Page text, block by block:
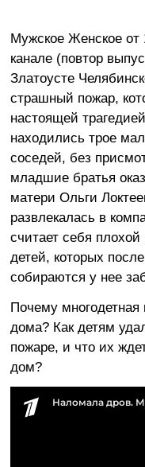
Мужское Женское от
канале (повтор
Златоусте
страшный пожар,
настоящей
находились трое
соседей, без
младшие братья
матери Ольги
развлекалась в
считает себя
детей, которых
собираются у нее
Почему
дома? Как детям
пожаре, и что их
дом?